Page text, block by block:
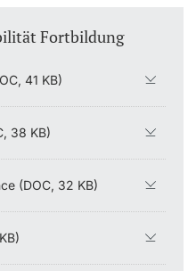
Fortbildung
41 KB)
38 KB)
(DOC, 32 KB)